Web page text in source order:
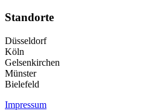
Standorte
Düsseldorf
Köln
Gelsenkirchen
Münster
Bielefeld
Impressum